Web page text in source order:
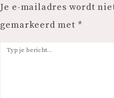
Je e-mailadres wordt
gemarkeerd met *